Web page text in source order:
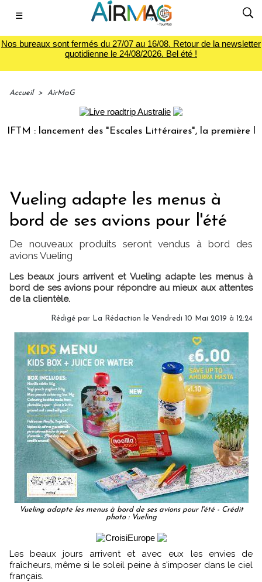
☰
Nos bureaux sont fermés du 27/07 au 16/08. Retour de la newsletter
quotidienne le 24/08/2026. Bel été !
Accueil > AirMaG
: lancement des "Escales Littéraires", la première
Vueling adapte les menus à
bord de ses avions pour l'été
De nouveaux produits seront vendus à bord des
avions Vueling
Les beaux jours arrivent et Vueling adapte les menus à
bord de ses avions pour répondre au mieux aux attentes
de la clientèle.
Rédigé par La Rédaction le Vendredi 10 Mai 2019 à 12:24
Vueling adapte les menus à bord de ses avions pour l'été - Crédit
photo : Vueling
Les beaux jours arrivent et avec eux les envies de
fraîcheurs, même si le soleil peine à s'imposer dans le ciel
français.